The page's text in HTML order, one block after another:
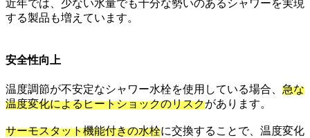
近年では、少ない水量でも十分な勢いのあるシャワーを実現
する製品も増えています。
安全性向上
温度調節が不安定なシャワー水栓を使用している場合、 急な
温度変化によるヒートショックのリスクがあります。
サーモスタット機能付きの水栓に交換することで、温度変化